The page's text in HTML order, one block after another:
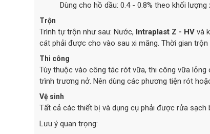
Dùng cho hồ dầu: 0.4 - 0.8% theo khối lượng
Trộn
Trình tự trộn như sau: Nước, Intraplast Z - HV và
cát phải được cho vào sau xi măng. Thời gian
Thi công
Tùy thuộc vào công tác rót vữa, thi công vữa
trình trương nở. Nên dùng các phương tiện rót
Vệ sinh
Tất cả các thiết bị và dụng cụ phải được rửa sạch
Lưu ý quan trọng: